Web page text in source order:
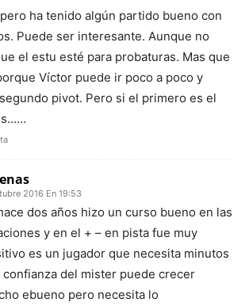
ha tenido algún partido bueno con
Puede ser interesante. Aunque no
el estu esté para probaturas. Mas que
Víctor puede ir poco a poco y
pivot. Pero si el primero es el
2016 En 19:53
dos años hizo un curso bueno en las
y en el + – en pista fue muy
es un jugador que necesita minutos
confianza del mister puede crecer
ebueno pero necesita lo